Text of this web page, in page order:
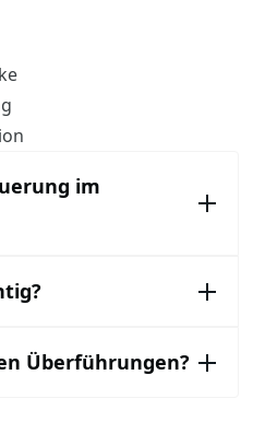
im
Überführungen?